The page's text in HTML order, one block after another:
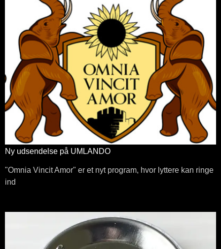
Ny udsendelse på UMLANDO
"Omnia Vincit Amor" er et nyt program, hvor lyttere kan ringe
ind